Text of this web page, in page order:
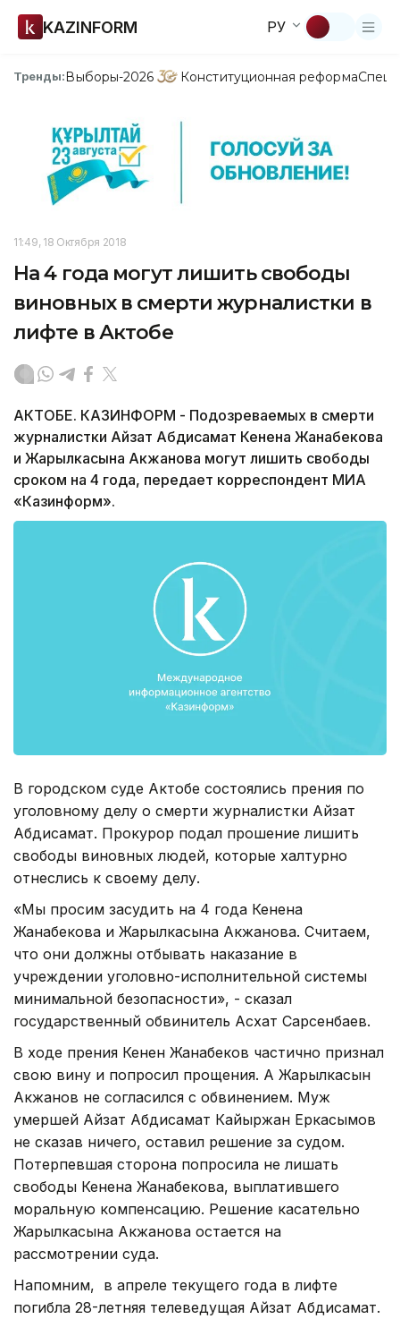
KAZINFORM РУ
Тренды:Выборы-2026 Конституционная реформа
11:49, 18 Октября 2018
На 4 года могут лишить свободы
виновных в смерти журналистки в
лифте в Актобе
АКТОБЕ. КАЗИНФОРМ - Подозреваемых в смерти
журналистки Айзат Абдисамат Кенена Жанабекова
и Жарылкасына Акжанова могут лишить свободы
сроком на 4 года, передает корреспондент МИА
«Казинформ».
В городском суде Актобе состоялись прения по
уголовному делу о смерти журналистки Айзат
Абдисамат. Прокурор подал прошение лишить
свободы виновных людей, которые халтурно
отнеслись к своему делу.
«Мы просим засудить на 4 года Кенена
Жанабекова и Жарылкасына Акжанова. Считаем,
что они должны отбывать наказание в
учреждении уголовно-исполнительной системы
минимальной безопасности», - сказал
государственный обвинитель Асхат Сарсенбаев.
В ходе прения Кенен Жанабеков частично признал
свою вину и попросил прощения. А Жарылкасын
Акжанов не согласился с обвинением. Муж
умершей Айзат Абдисамат Кайыржан Еркасымов
не сказав ничего, оставил решение за судом.
Потерпевшая сторона попросила не лишать
свободы Кенена Жанабекова, выплатившего
моральную компенсацию. Решение касательно
Жарылкасына Акжанова остается на
рассмотрении суда.
Напомним, в апреле текущего года в лифте
погибла 28-летняя телеведущая Айзат Абдисамат.